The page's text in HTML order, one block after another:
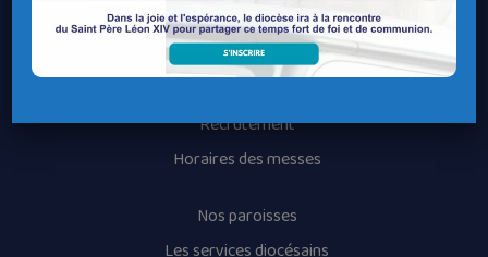
Contacter ma Paroisse
Contacter un service
Recrutement
Horaires des messes
Nos paroisses
Les services diocésains